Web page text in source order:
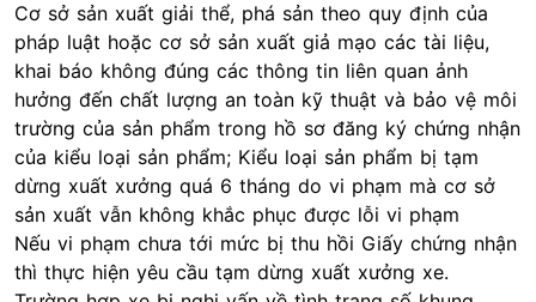
Cơ sở sản xuất giải thể, phá sản theo quy định của
pháp luật hoặc cơ sở sản xuất giả mạo các tài liệu,
khai báo không đúng các thông tin liên quan ảnh
hưởng đến chất lượng an toàn kỹ thuật và bảo vệ môi
trường của sản phẩm trong hồ sơ đăng ký chứng nhận
của kiểu loại sản phẩm; Kiểu loại sản phẩm bị tạm
dừng xuất xưởng quá 6 tháng do vi phạm mà cơ sở
sản xuất vẫn không khắc phục được lỗi vi phạm
Nếu vi phạm chưa tới mức bị thu hồi Giấy chứng nhận
thì thực hiện yêu cầu tạm dừng xuất xưởng xe.